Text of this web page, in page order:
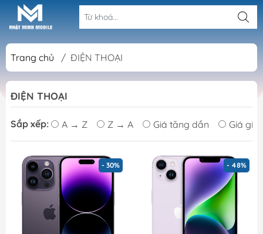
Trang chủ / ĐIỆN THOẠI
ĐIỆN THOẠI
Sắp xếp: A → Z Z → A Giá tăng dần Giá
- 30% - 48%